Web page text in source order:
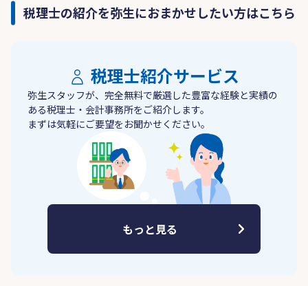
税理士の紹介を弥生におまかせしたい方はこちら
税理士紹介サービス
弥生スタッフが、完全無料で厳選した豊富な経験と実績の
ある税理士・会計事務所をご紹介します。
まずは気軽にご要望をお聞かせください。
もっと見る